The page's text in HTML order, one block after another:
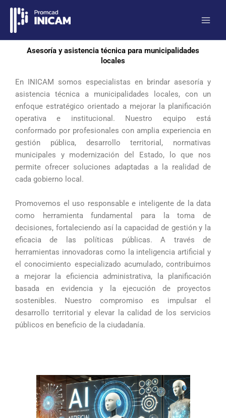
Asesoría y asistencia técnica para municipalidades
locales
En INICAM somos especialistas en brindar asesoría y
asistencia técnica a municipalidades locales, con un
enfoque estratégico orientado a mejorar la planificación
operativa e institucional. Nuestro equipo está
conformado por profesionales con amplia experiencia en
gestión pública, desarrollo territorial, normativas
municipales y modernización del Estado, lo que nos
permite ofrecer soluciones adaptadas a la realidad de
cada gobierno local.
Promovemos el uso responsable e inteligente de la data
como herramienta fundamental para la toma de
decisiones, fortaleciendo así la capacidad de gestión y la
eficacia de las políticas públicas. A través de
herramientas innovadoras como la inteligencia artificial y
el conocimiento especializado acumulado, contribuimos
a mejorar la eficiencia administrativa, la planificación
basada en evidencia y la ejecución de proyectos
sostenibles. Nuestro compromiso es impulsar el
desarrollo territorial y elevar la calidad de los servicios
públicos en beneficio de la ciudadanía.